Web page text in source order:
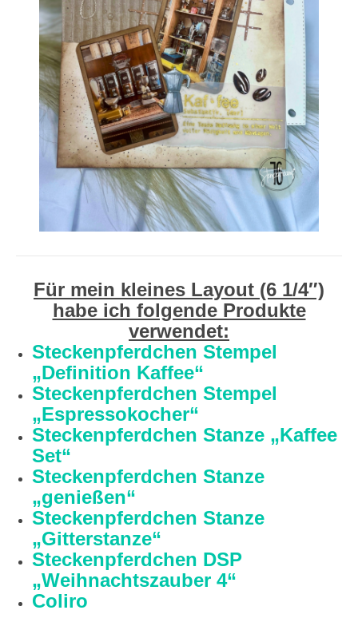
Für mein kleines Layout (6 1/4″)
habe ich folgende Produkte
verwendet:
Steckenpferdchen Stempel
„Definition Kaffee“
Steckenpferdchen Stempel
„Espressokocher“
Steckenpferdchen Stanze „Kaffee
Set“
Steckenpferdchen Stanze
„genießen“
Steckenpferdchen Stanze
„Gitterstanze“
Steckenpferdchen DSP
„Weihnachtszauber 4“
Coliro